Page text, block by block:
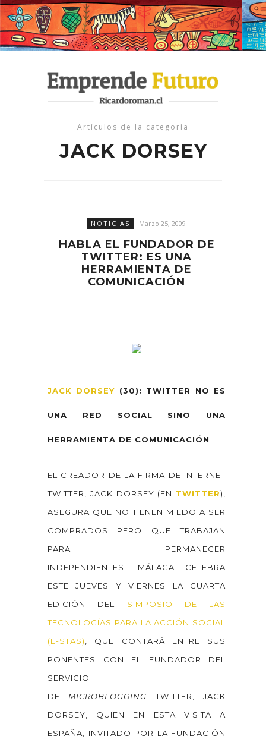
Artículos de la categoría
JACK DORSEY
NOTICIAS Marzo 25, 2009
HABLA EL FUNDADOR DE
TWITTER: ES UNA
HERRAMIENTA DE
COMUNICACIÓN
JACK DORSEY (30): TWITTER NO ES
UNA RED SOCIAL SINO UNA
HERRAMIENTA DE COMUNICACIÓN
EL CREADOR DE LA FIRMA DE INTERNET
TWITTER, JACK DORSEY (EN TWITTER),
ASEGURA QUE NO TIENEN MIEDO A SER
COMPRADOS PERO QUE TRABAJAN
PARA PERMANECER
INDEPENDIENTES. MÁLAGA CELEBRA
ESTE JUEVES Y VIERNES LA CUARTA
EDICIÓN DEL SIMPOSIO DE LAS
TECNOLOGÍAS PARA LA ACCIÓN SOCIAL
(E-STAS)
, QUE CONTARÁ ENTRE SUS
PONENTES CON EL FUNDADOR DEL
SERVICIO
DE MICROBLOGGING TWITTER, JACK
DORSEY, QUIEN EN ESTA VISITA A
ESPAÑA, INVITADO POR LA FUNDACIÓN